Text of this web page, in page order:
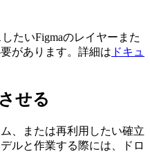
たいFigmaのレイヤーまた
があります。詳細は ドキュ
せる
、または再利用したい確立
ルと作業する際には、ドロ